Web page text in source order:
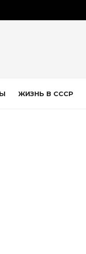
ЖИЗНЬ В СССР